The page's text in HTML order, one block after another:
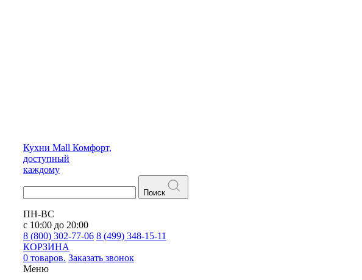
Кухни Mall Комфорт,
доступный
каждому
Поиск
ПН-ВС
с 10:00 до 20:00
8 (800) 302-77-06 8 (499) 348-15-11
КОРЗИНА
0 товаров. Заказать звонок
Меню